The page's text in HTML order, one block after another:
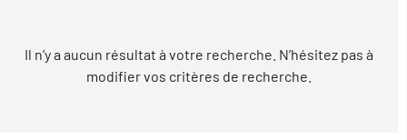
Il n’y a aucun résultat à votre recherche. N’hésitez pas à
modifier vos critères de recherche.